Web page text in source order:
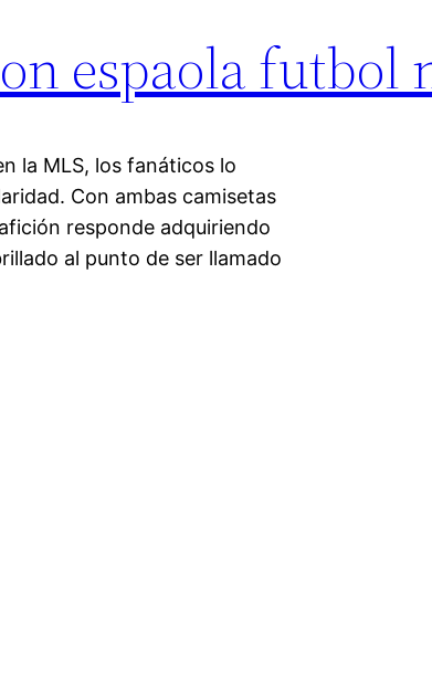
espaola futbol
la MLS, los fanáticos lo
Con ambas camisetas
responde adquiriendo
al punto de ser llamado